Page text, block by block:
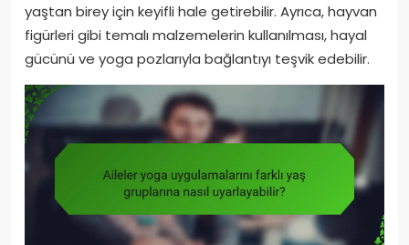
yaştan birey için keyifli hale getirebilir. Ayrıca, hayvan
figürleri gibi temalı malzemelerin kullanılması, hayal
gücünü ve yoga pozlarıyla bağlantıyı teşvik edebilir.